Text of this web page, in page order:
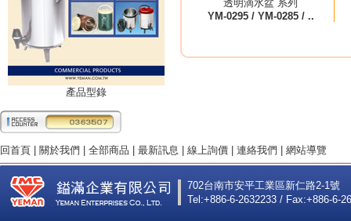
產品型錄
透明滴水盆 系列
YM-0295 / YM-0285 / ..
回首頁 | 關於我們 | 全部商品 | 最新訊息 | 線上詢價 | 連絡我們 | 網站導覽
702台南市安平工業區新仁路2-1號
Tel:+886-6-2632233 / Fax:+886-6-